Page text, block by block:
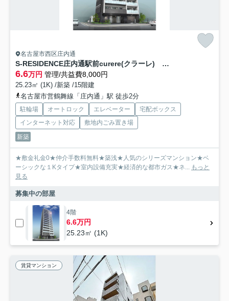
名古屋市西区庄内通
S-RESIDENCE庄内通駅前curere(クラーレ) フリーレント・家具家電キャンペーン実施中!
6.6万円 管理/共益費8,000円
25.23㎡ (1K) /新築 /15階建
名古屋市営鶴舞線「庄内通」駅 徒歩2分
駐輪場 オートロック エレベーター
宅配ボックス
インターネット対応
敷地内ごみ置き場
新築
★敷金礼金0★仲介手数料無料★築浅★人気のシリーズマンション★ベ
ーシックな１Kタイプ★室内設備充実★経済的な都市ガス★ネ... もっと
見る
募集中の部屋
4階
6.6万円
25.23㎡ (1K)
賃貸マンション